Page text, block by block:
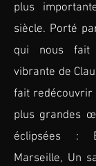
plus
siècle. Porté
qui nous fait
vibrante de
fait redécouvrir
plus grandes
éclipsées :
Marseille, Un